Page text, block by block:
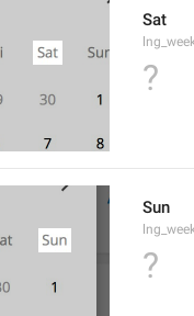
Sat
?
Sun
?